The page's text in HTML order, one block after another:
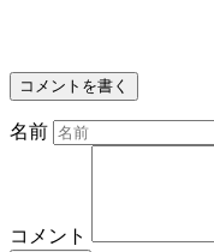
コメントを書く
名前
コメント